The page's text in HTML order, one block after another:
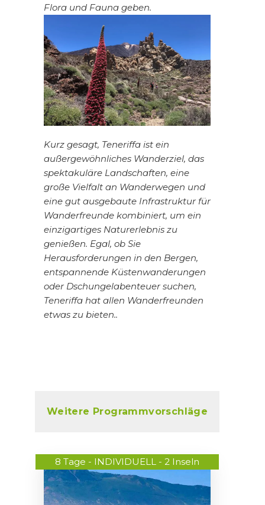
Flora und Fauna geben.
Kurz gesagt, Teneriffa ist ein
außergewöhnliches Wanderziel, das
spektakuläre Landschaften, eine
große Vielfalt an Wanderwegen und
eine gut ausgebaute Infrastruktur für
Wanderfreunde kombiniert, um ein
einzigartiges Naturerlebnis zu
genießen. Egal, ob Sie
Herausforderungen in den Bergen,
entspannende Küstenwanderungen
oder Dschungelabenteuer suchen,
Teneriffa hat allen Wanderfreunden
etwas zu bieten..
Weitere Programmvorschläge
8 Tage - INDIVIDUELL - 2 Inseln